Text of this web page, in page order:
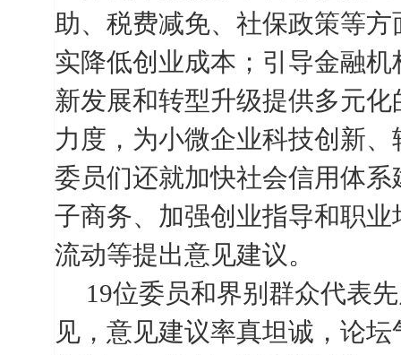
助、税费减免、社保政策等
实降低创业成本；引导金融
新发展和转型升级提供多元
力度，为小微企业科技创新
委员们还就加快社会信用体
子商务、加强创业指导和职
流动等提出意见建议。
19位委员和界别群众代表
见，意见建议率真坦诚，论